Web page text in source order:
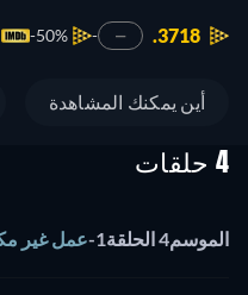
3718.
—
50%
أين يمكنك المشاهدة
4 حلقات
الموسم4 الحلقة1 -عمل غير